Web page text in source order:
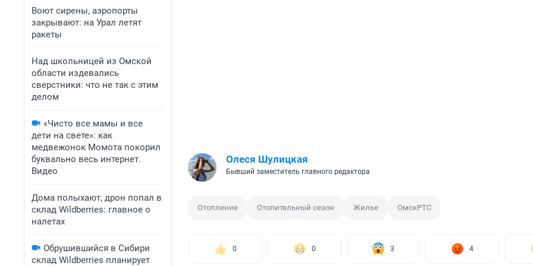
Воют сирены, аэропорты
закрывают: на Урал летят
ракеты
Над школьницей из Омской
области издевались
сверстники: что не так с этим
делом
«Чисто все мамы и все
дети на свете»: как
медвежонок Момота покорил
буквально весь интернет.
Видео
Дома полыхают, дрон попал в
склад Wildberries: главное о
налетах
Обрушившийся в Сибири
склад Wildberries планирует
Олеся Шулицкая
Бывший заместитель главного редактора
Отопление Отопительный сезон Жилье ОмскРТС
0 0 3 4